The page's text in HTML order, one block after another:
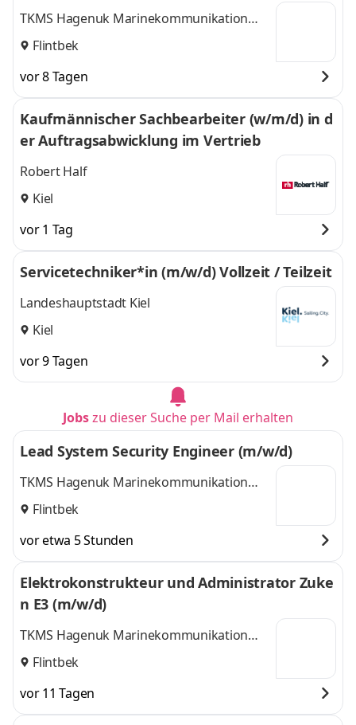
TKMS Hagenuk Marinekommunikation
GmbH
Flintbek
vor 8 Tagen
Kaufmännischer Sachbearbeiter (w/m/d) in d
er Auftragsabwicklung im Vertrieb
Robert Half
Kiel
vor 1 Tag
Servicetechniker*in (m/w/d) Vollzeit / Teilzeit
Landeshauptstadt Kiel
Kiel
vor 9 Tagen
Jobszu dieser Suche per Mail erhalten
Lead System Security Engineer (m/w/d)
TKMS Hagenuk Marinekommunikation
GmbH
Flintbek
vor etwa 5 Stunden
Elektrokonstrukteur und Administrator Zuke
n E3 (m/w/d)
TKMS Hagenuk Marinekommunikation
GmbH
Flintbek
vor 11 Tagen